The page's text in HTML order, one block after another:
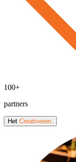
100+
partners
Het Creativeren.